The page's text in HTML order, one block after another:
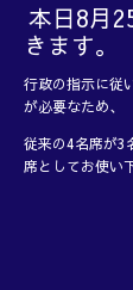
本日8月
きます。
行政の指示に従
が必要なため、
従来の4名席が3
席としてお使い